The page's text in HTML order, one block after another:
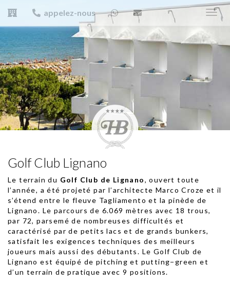
appelez-nous
Golf Club Lignano
Le terrain du Golf Club de Lignano, ouvert toute
l’année, a été projeté par l’architecte Marco Croze et il
s’étend entre le fleuve Tagliamento et la pinède de
Lignano. Le parcours de 6.069 mètres avec 18 trous,
par 72, parsemé de nombreuses difficultés et
caractérisé par de petits lacs et de grands bunkers,
satisfait les exigences techniques des meilleurs
joueurs mais aussi des débutants. Le Golf Club de
Lignano est équipé de pitching et putting−green et
d’un terrain de pratique avec 9 positions.